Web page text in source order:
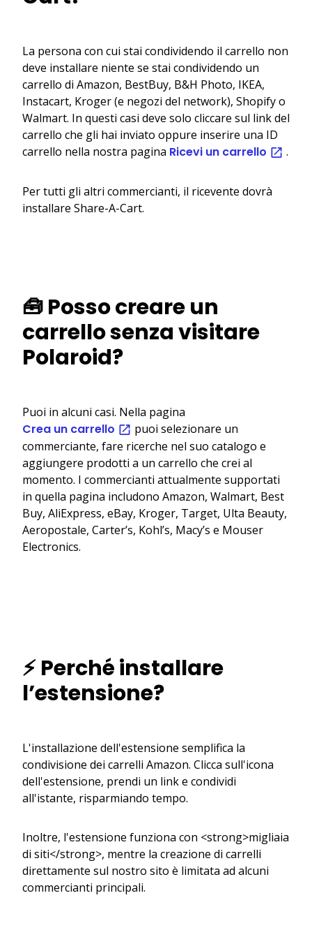
La persona con cui stai condividendo il carrello non
deve installare niente se stai condividendo un
carrello di Amazon, BestBuy, B&H Photo, IKEA,
Instacart, Kroger (e negozi del network), Shopify o
Walmart. In questi casi deve solo cliccare sul link del
carrello che gli hai inviato oppure inserire una ID
carrello nella nostra pagina Ricevi un carrello .
Per tutti gli altri commercianti, il ricevente dovrà
installare Share-A-Cart.
🧰 Posso creare un
carrello senza visitare
Polaroid?
Puoi in alcuni casi. Nella pagina
Crea un carrello
puoi selezionare un
commerciante, fare ricerche nel suo catalogo e
aggiungere prodotti a un carrello che crei al
momento. I commercianti attualmente supportati
in quella pagina includono Amazon, Walmart, Best
Buy, AliExpress, eBay, Kroger, Target, Ulta Beauty,
Aeropostale, Carter’s, Kohl’s, Macy’s e Mouser
Electronics.
⚡ Perché installare
l’estensione?
L'installazione dell'estensione semplifica la
condivisione dei carrelli Amazon. Clicca sull'icona
dell'estensione, prendi un link e condividi
all'istante, risparmiando tempo.
Inoltre, l'estensione funziona con <strong>migliaia
di siti</strong>, mentre la creazione di carrelli
direttamente sul nostro sito è limitata ad alcuni
commercianti principali.